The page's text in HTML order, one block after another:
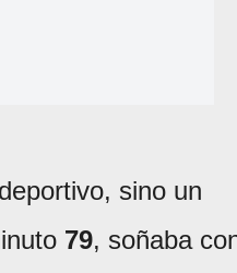
sino un
79, soñaba